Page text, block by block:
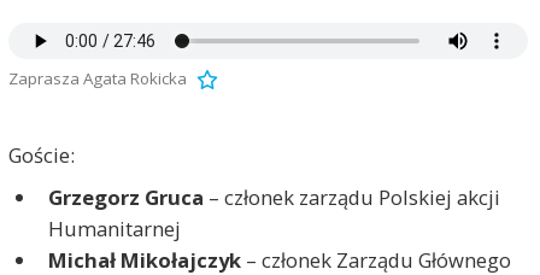
Zaprasza Agata Rokicka
Goście:
Grzegorz Gruca – członek zarządu Polskiej akcji
Humanitarnej
Michał Mikołajczyk– członek Zarządu Głównego